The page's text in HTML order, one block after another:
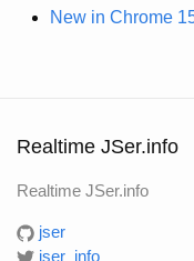
New in Chrome
Realtime JSer.info
Realtime JSer.info
jser
jser_info